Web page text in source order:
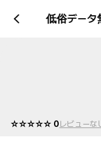
日1GB + 低俗デー
☆☆☆☆☆ 0レビューな